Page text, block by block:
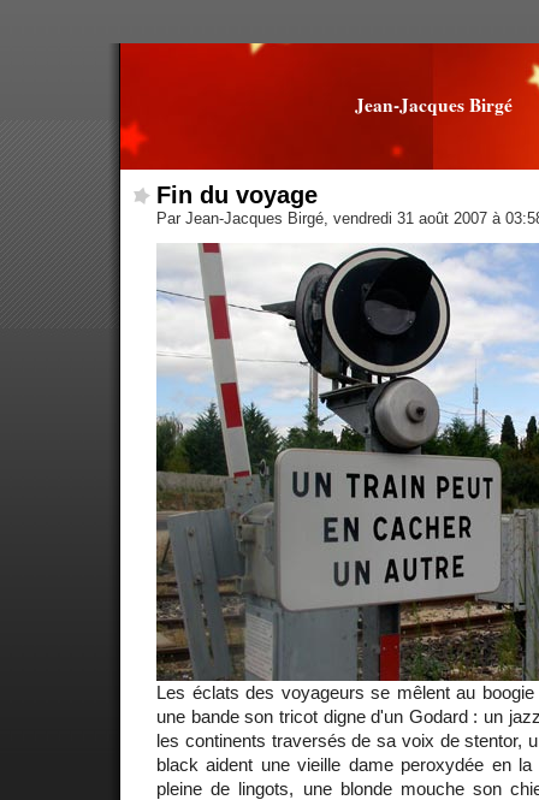
Jean-Jacques Birgé
Fin du voyage
Par Jean-Jacques Birgé, vendredi 31 août 2007 à
Les éclats des voyageurs se mêlent au
une bande son tricot digne d'un Godard : un
les continents traversés de sa voix de stentor,
black aident une vieille dame peroxydée en
pleine de lingots, une blonde mouche son